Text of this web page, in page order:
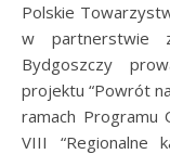
Polskie Towarzystwo Ekonomiczne Oddział w Bydgoszczy
w partnerstwie
Bydgoszczy
projektu “Powrót
ramach Programu
VIII “Regionalne